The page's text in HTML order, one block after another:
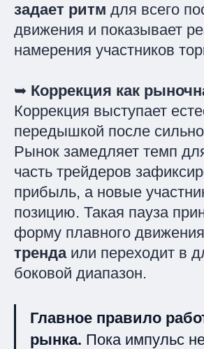
задает ритм для всего
движения и показывает
намерения участников
➥ Коррекция как
Коррекция выступает
передышкой после
Рынок замедляет темп
часть трейдеров
прибыль, а новые
позицию. Такая пауза
форму плавного движения
трендаили переходит в
боковой диапазон.
Главное правило
рынка. Пока импульс